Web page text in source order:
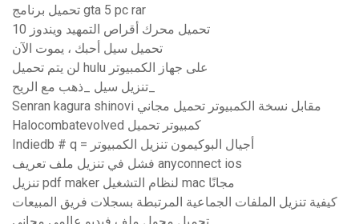
تحميل برنامج gta 5 pc rar
تحميل محرك أقراص التمهيد ويندوز 10
تحميل سيل أحبك ، يموت الآن
لن يتم تحميل hulu على جهاز الكمبيوتر
Senran kagura shinovi مقابل نسخة الكمبيوتر تحميل مجاني
Halocombatevolved كمبيوتر تحميل
Indiedb # q = أجيال البوكيمون تنزيل الكمبيوتر
فشل في تنزيل ملف تعريف anyconnect ios
تنزيل pdf maker لنظام التشغيل mac مجانًا
كيفية تنزيل الملفات الجماعية المرتبطة بسجلات فريق المبيعات